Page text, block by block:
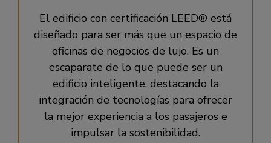
El edificio con certificación LEED® está
diseñado para ser más que un espacio de
oficinas de negocios de lujo. Es un
escaparate de lo que puede ser un
edificio inteligente, destacando la
integración de tecnologías para ofrecer
la mejor experiencia a los pasajeros e
impulsar la sostenibilidad.